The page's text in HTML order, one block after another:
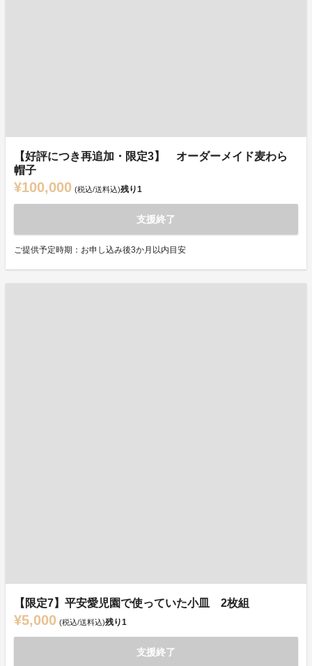
【好評につき再追加・限定3】 オーダーメイド麦わら
帽子
¥100,000 (税込/送料込)残り1
支援終了
ご提供予定時期：お申し込み後3か月以内目安
【限定7】平安愛児園で使っていた小皿 2枚組
¥5,000 (税込/送料込)残り1
支援終了